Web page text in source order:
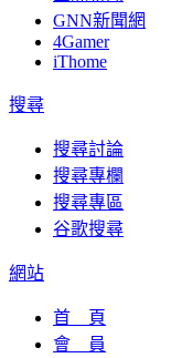
GNN新聞網
4Gamer
iThome
搜尋
搜尋討論
搜尋專欄
搜尋專區
谷歌搜尋
網站
首 頁
會 員